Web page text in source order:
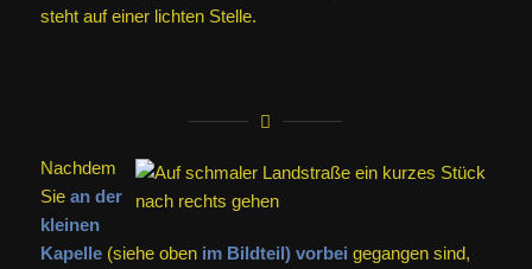
steht auf einer lichten Stelle.
Nachdem
Sie an der
kleinen
Kapelle (siehe oben im Bildteil) vorbei gegangen sind,